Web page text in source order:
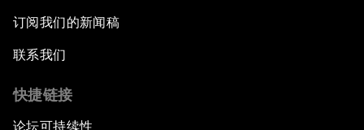
订阅我们的新闻稿
联系我们
快捷链接
论坛可持续性